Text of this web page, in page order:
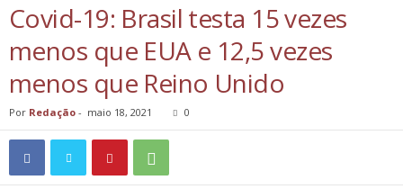
Covid-19: Brasil testa 15 vezes
menos que EUA e 12,5 vezes
menos que Reino Unido
Por Redação - maio 18, 2021 0